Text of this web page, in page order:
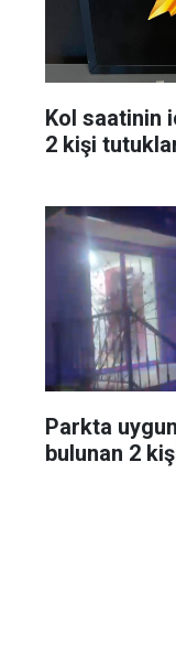
Kol saatinin
2 kişi
Parkta
bulunan 2